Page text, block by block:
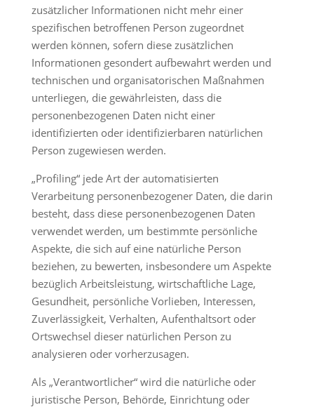
zusätzlicher Informationen nicht mehr einer
spezifischen betroffenen Person zugeordnet
werden können, sofern diese zusätzlichen
Informationen gesondert aufbewahrt werden und
technischen und organisatorischen Maßnahmen
unterliegen, die gewährleisten, dass die
personenbezogenen Daten nicht einer
identifizierten oder identifizierbaren natürlichen
Person zugewiesen werden.
„Profiling“ jede Art der automatisierten
Verarbeitung personenbezogener Daten, die darin
besteht, dass diese personenbezogenen Daten
verwendet werden, um bestimmte persönliche
Aspekte, die sich auf eine natürliche Person
beziehen, zu bewerten, insbesondere um Aspekte
bezüglich Arbeitsleistung, wirtschaftliche Lage,
Gesundheit, persönliche Vorlieben, Interessen,
Zuverlässigkeit, Verhalten, Aufenthaltsort oder
Ortswechsel dieser natürlichen Person zu
analysieren oder vorherzusagen.
Als „Verantwortlicher“ wird die natürliche oder
juristische Person, Behörde, Einrichtung oder